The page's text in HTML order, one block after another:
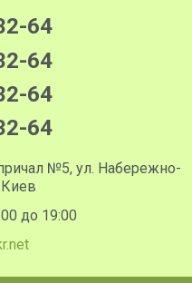
64
64
64
64
№5, ул. Набережно-
до 19:00